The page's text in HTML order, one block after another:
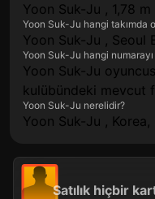
Yoon Suk-Ju , 1,78
Yoon Suk-Ju hangi takımda
Yoon Suk-Ju , Seoul
Yoon Suk-Ju hangi
Yoon Suk-Ju
kulübündeki mevcut
Yoon Suk-Ju nerelidir?
Yoon Suk-Ju ,
Satılık hiçbir